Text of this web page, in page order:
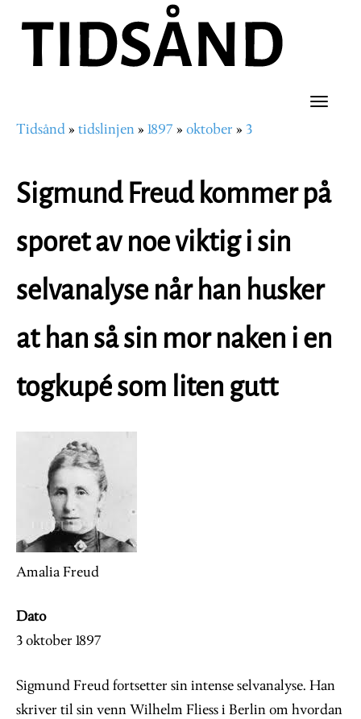
hovedinnhold
Toggle
Navigasjonssti
Tidsånd tidslinjen 1897 oktober 3
Sigmund Freud kommer på
sporet av noe viktig i sin
selvanalyse når han husker
at han så sin mor naken i en
togkupé som liten gutt
Amalia Freud
Dato
3 oktober 1897
Sigmund Freud fortsetter sin intense selvanalyse. Han
skriver til sin venn Wilhelm Fliess i Berlin om hvordan